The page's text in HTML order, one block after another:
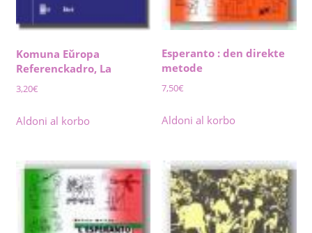
Komuna Eŭropa
Referenckadro, La
3,20€
Aldoni al korbo
Esperanto : den direkte
metode
7,50€
Aldoni al korbo